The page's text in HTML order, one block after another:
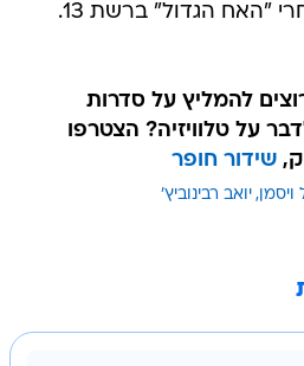
"האח הגדול" ברשת 13.
להמליץ על סדרות
על טלוויזיה? הצטרפו
שידור חופר
ויסמן יואב רבינוביץ'